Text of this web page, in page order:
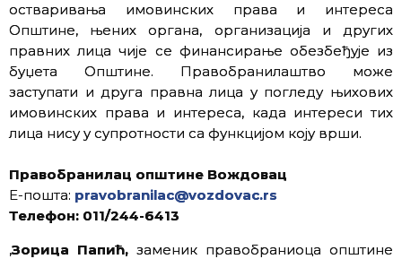
остваривања имовинских права и интереса
Општине, њених органа, организација и других
правних лица чије се финансирање обезбеђује из
буџета Општине. Правобранилаштво може
заступати и друга правна лица у погледу њихових
имовинских права и интереса, када интереси тих
лица нису у супротности са функцијом коју врши.
Правобранилац општине Вождовац
Е-пошта: pravobranilac@vozdovac.rs
Телефон: 011/244-6413
,Зорица Папић, заменик правобраниоца општине